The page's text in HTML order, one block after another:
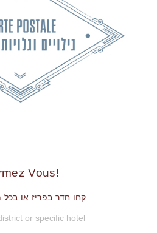
!Dormez Vous
קחו חדר בפריז או